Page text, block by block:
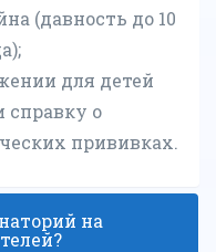
(давность до 10
для детей
справку о
прививках.
на